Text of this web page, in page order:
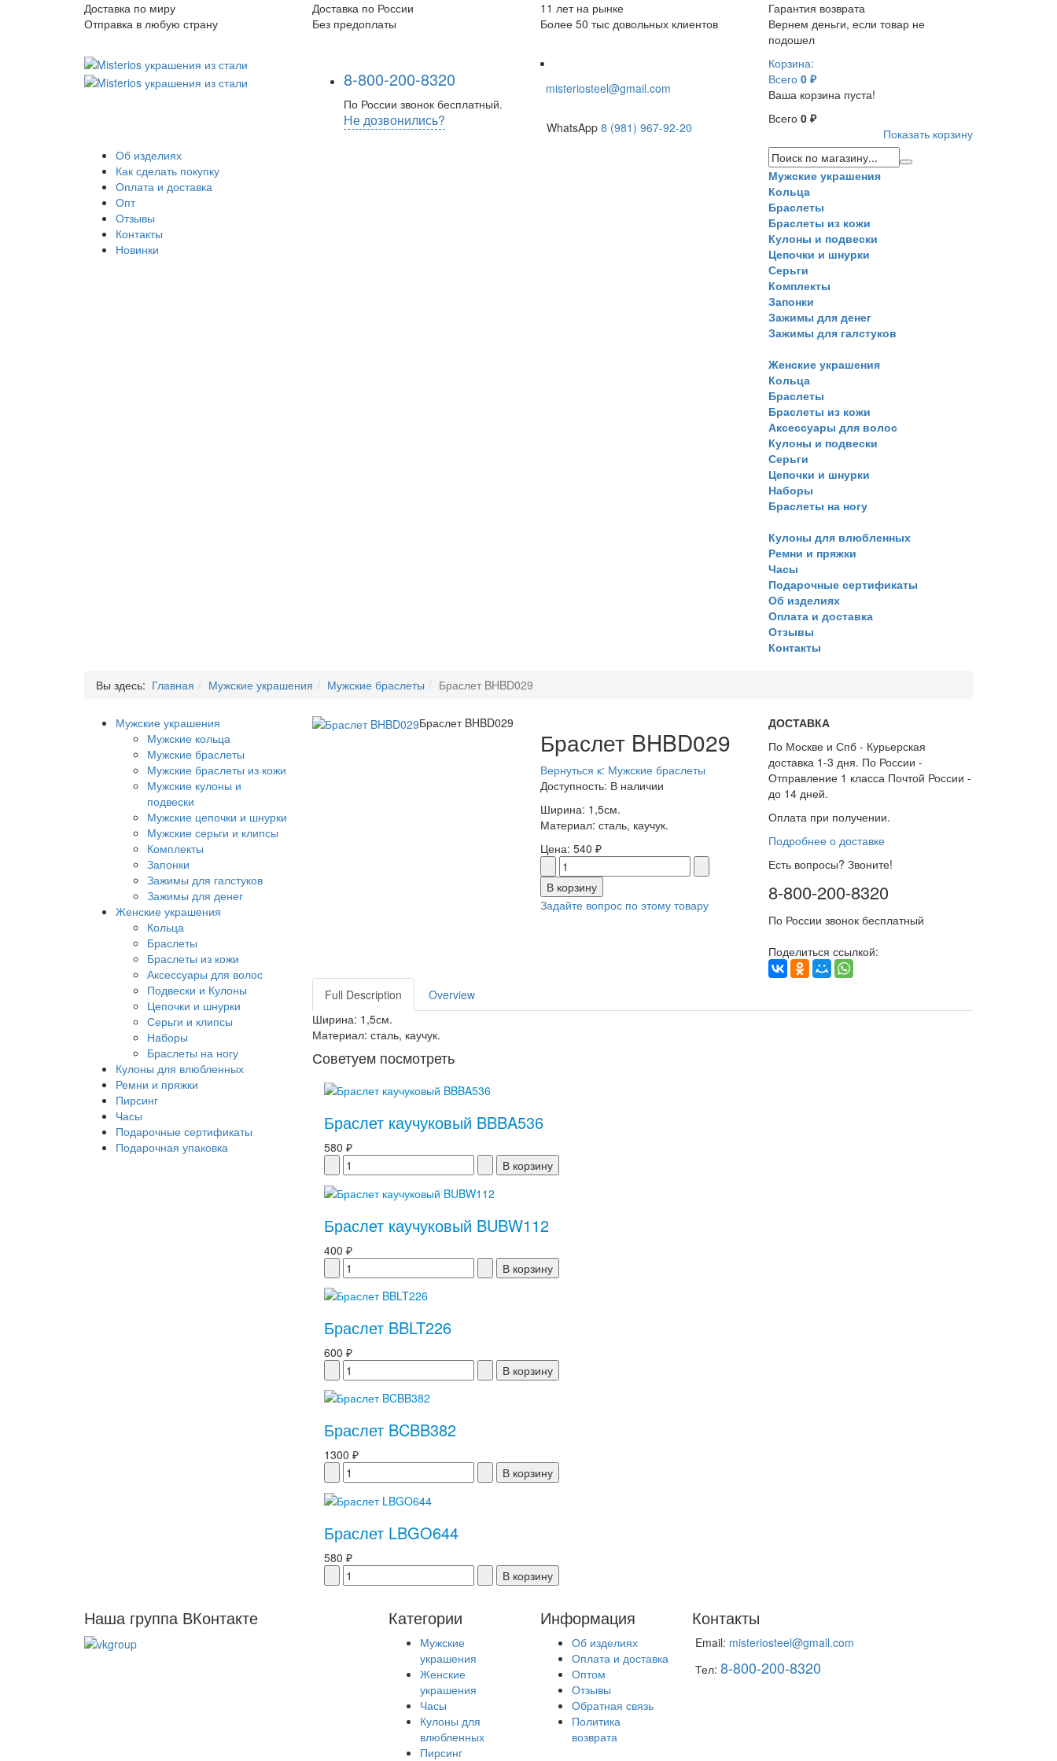
Доставка по миру
Отправка в любую страну
Доставка по России
Без предоплаты
11 лет на рынке
Более 50 тыс довольных клиентов
Гарантия возврата
Вернем деньги, если товар не
подошел
8-800-200-8320
По России звонок бесплатный.
Не дозвонились?
misteriosteel@gmail.com
WhatsApp 8 (981) 967-92-20
Корзина:
Всего 0 ₽
Ваша корзина пуста!
Всего 0 ₽
Показать корзину
Об изделиях
Как сделать покупку
Оплата и доставка
Опт
Отзывы
Контакты
Новинки
Мужские украшения
Кольца
Браслеты
Браслеты из кожи
Кулоны и подвески
Цепочки и шнурки
Серьги
Комплекты
Запонки
Зажимы для денег
Зажимы для галстуков
Женские украшения
Кольца
Браслеты
Браслеты из кожи
Аксессуары для волос
Кулоны и подвески
Серьги
Цепочки и шнурки
Наборы
Браслеты на ногу
Кулоны для влюбленных
Ремни и пряжки
Часы
Подарочные сертификаты
Об изделиях
Оплата и доставка
Отзывы
Контакты
Вы здесь: Главная Мужские украшения Мужские браслеты Браслет BHBD029
Мужские украшения
Мужские кольца
Мужские браслеты
Мужские браслеты из кожи
Мужские кулоны и
подвески
Мужские цепочки и шнурки
Мужские серьги и клипсы
Комплекты
Запонки
Зажимы для галстуков
Зажимы для денег
Женские украшения
Кольца
Браслеты
Браслеты из кожи
Аксессуары для волос
Подвески и Кулоны
Цепочки и шнурки
Серьги и клипсы
Наборы
Браслеты на ногу
Кулоны для влюбленных
Ремни и пряжки
Пирсинг
Часы
Подарочные сертификаты
Подарочная упаковка
Браслет BHBD029
Браслет BHBD029
Вернуться к: Мужские браслеты
Доступность: В наличии
Ширина: 1,5см.
Материал: сталь, каучук.
Цена: 540 ₽
Задайте вопрос по этому товару
ДОСТАВКА
По Москве и Спб - Курьерская
доставка 1-3 дня. По России -
Отправление 1 класса Почтой России -
до 14 дней.
Оплата при получении.
Подробнее о доставке
Есть вопросы? Звоните!
8-800-200-8320
По России звонок бесплатный
Поделиться ссылкой:
Full Description
Overview
Ширина: 1,5см.
Материал: сталь, каучук.
Советуем посмотреть
Браслет каучуковый BBBA536
580 ₽
Браслет каучуковый BUBW112
400 ₽
Браслет BBLT226
600 ₽
Браслет BCBB382
1300 ₽
Браслет LBGO644
580 ₽
Наша группа ВКонтакте Категории
Мужские
украшения
Женские
украшения
Часы
Кулоны для
влюбленных
Пирсинг
Информация
Об изделиях
Оплата и доставка
Оптом
Отзывы
Обратная связь
Политика
возврата
Контакты
Email: misteriosteel@gmail.com
Тел:8-800-200-8320